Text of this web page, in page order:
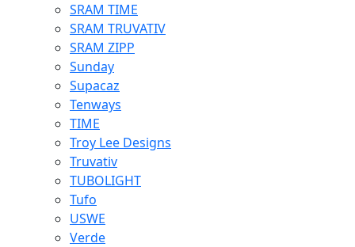
SRAM TIME
SRAM TRUVATIV
SRAM ZIPP
Sunday
Supacaz
Tenways
TIME
Troy Lee Designs
Truvativ
TUBOLIGHT
Tufo
USWE
Verde